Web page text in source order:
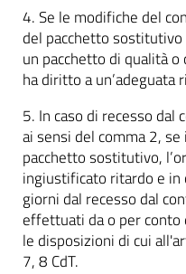
4. Se le modifiche del
del pacchetto
un pacchetto di qualità
ha diritto a un’adeguata
5. In caso di recesso
ai sensi del comma 2,
pacchetto sostitutivo,
ingiustificato ritardo e
giorni dal recesso dal
effettuati da o per conto
le disposizioni di cui
7, 8 CdT.